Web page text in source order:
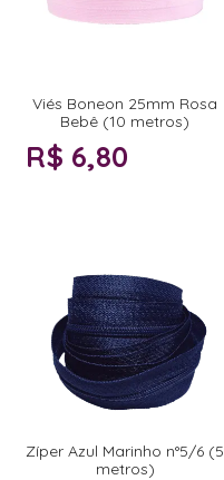
Viés Boneon 25mm Rosa
Bebê (10 metros)
R$ 6,80
Zíper Azul Marinho n°5/6 (5
metros)